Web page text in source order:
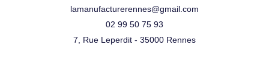
lamanufacturerennes@gmail.com
02 99 50 75 93
7, Rue Leperdit - 35000 Rennes